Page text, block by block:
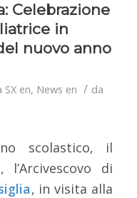
Celebrazione
in
nuovo anno
SX en, News en / da
scolastico, il
, l’Arcivescovo di
, in visita alla